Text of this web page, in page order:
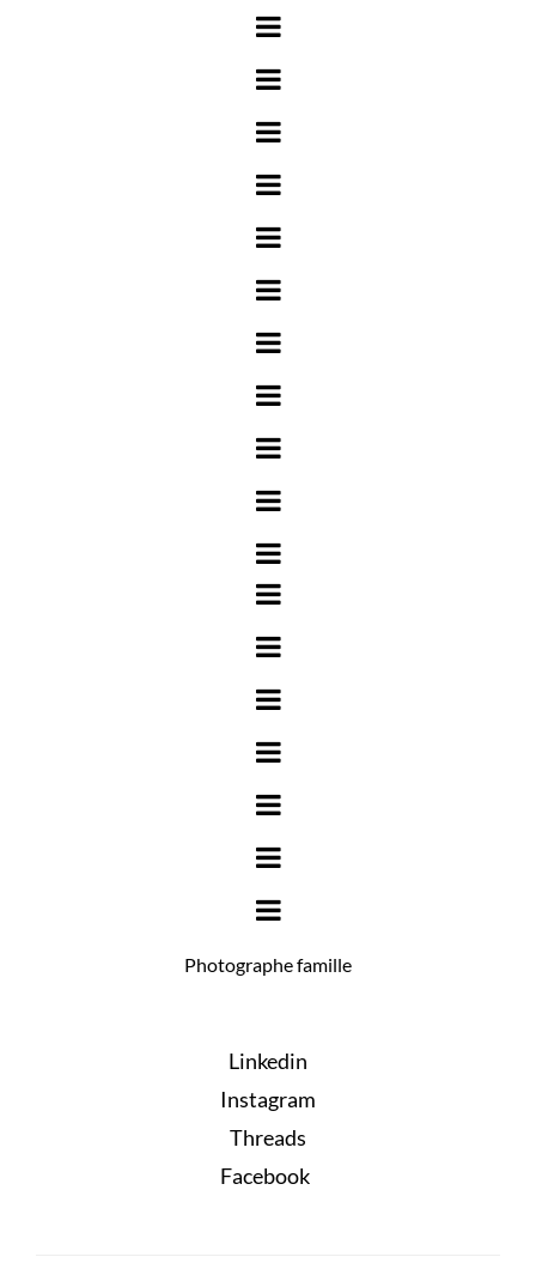
Photographe famille
Linkedin
Instagram
Threads
Facebook